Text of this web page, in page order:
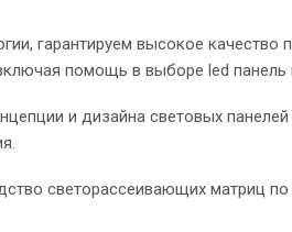
гарантируем высокое
помощь в выборе led панель
и дизайна световых
светорассеивающих матриц